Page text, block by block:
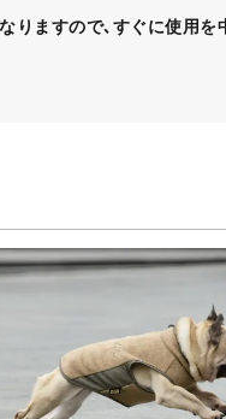
りますので､すぐに使用を